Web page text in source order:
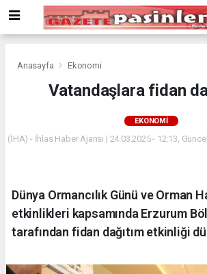
Bonusu
Veren
deneme
bonus
Bonus
Veren
Anasayfa Ekonomi
Vatandaşlara fidan
EKONOMI
(İHA) - İhlas Haber Ajansı | 24.03.2025 - 12:13,
Dünya Ormancılık Günü ve Orman
etkinlikleri kapsamında Erzurum
tarafından fidan dağıtım etkinliği